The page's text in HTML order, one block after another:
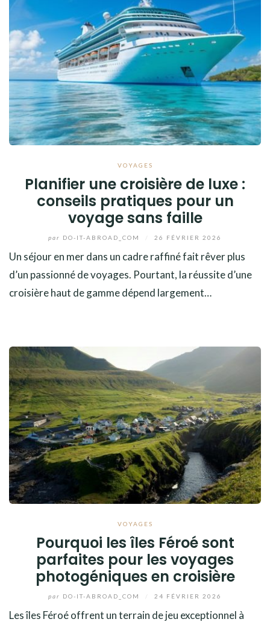
VOYAGES
Planifier une croisière de luxe :
conseils pratiques pour un
voyage sans faille
par DO-IT-ABROAD_COM 26 FÉVRIER 2026
Un séjour en mer dans un cadre raffiné fait rêver plus
d’un passionné de voyages. Pourtant, la réussite d’une
croisière haut de gamme dépend largement…
VOYAGES
Pourquoi les îles Féroé sont
parfaites pour les voyages
photogéniques en croisière
par DO-IT-ABROAD_COM 24 FÉVRIER 2026
Les îles Féroé offrent un terrain de jeu exceptionnel à